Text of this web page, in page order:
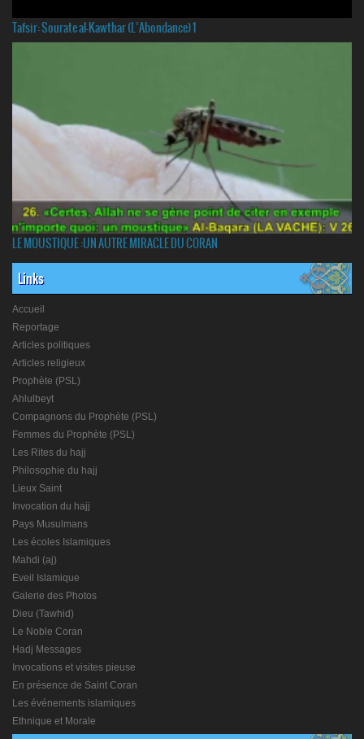
Tafsir: Sourate al-Kawthar (L’Abondance) 1
LE MOUSTIQUE :UN AUTRE MIRACLE DU CORAN
Links
Accueil
Reportage
Articles politiques
Articles religieux
Prophète (PSL)
Ahlulbeyt
Compagnons du Prophète (PSL)
Femmes du Prophète (PSL)
Les Rites du hajj
Philosophie du hajj
Lieux Saint
Invocation du hajj
Pays Musulmans
Les écoles Islamiques
Mahdi (aj)
Eveil Islamique
Galerie des Photos
Dieu (Tawhid)
Le Noble Coran
Hadj Messages
Invocations et visites pieuse
En présence de Saint Coran
Les événements islamiques
Ethnique et Morale